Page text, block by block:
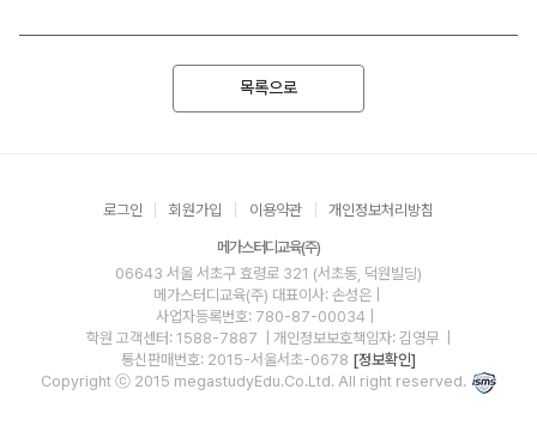
목록으로
로그인 회원가입 이용약관 개인정보처리방침
메가스터디교육(주)
06643 서울 서초구 효령로 321 (서초동, 덕원빌딩)
메가스터디교육(주) 대표이사: 손성은 |
사업자등록번호: 780-87-00034
학원 고객센터: 1588-7887
| 개인정보보호책임자: 김영무
통신판매번호: 2015-서울서초-0678 [정보확인]
Copyright ⓒ 2015 megastudyEdu.Co.Ltd. All right reserved.